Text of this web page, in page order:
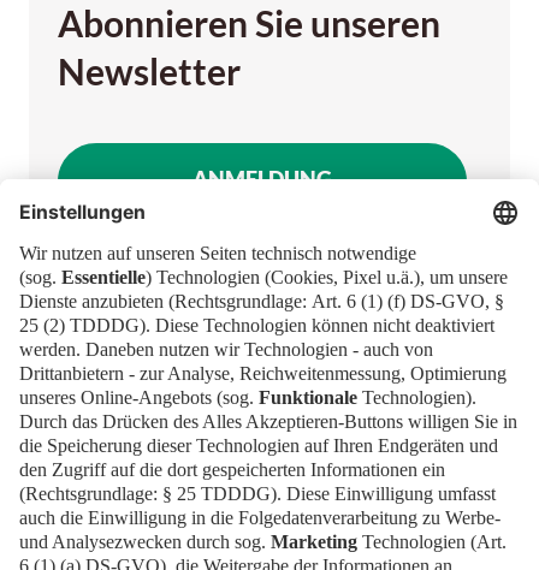
Abonnieren Sie unseren
Newsletter
ANMELDUNG
NewsblogKontakt
EN
Newsletter ImpressumNewsDownloadsFAQ
DatenschutzCookies
Erklärung zur BarrierefreiheitBarrierefrei